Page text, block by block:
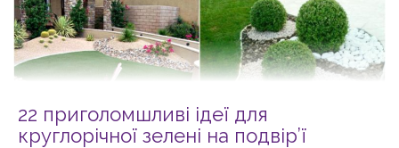
22 приголомшливі ідеї для
круглорічної зелені на подвір’ї